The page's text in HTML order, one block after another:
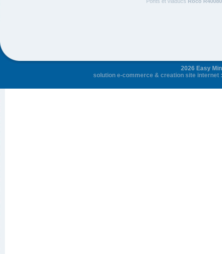
2026 Easy
solution e-commerce & creation site internet